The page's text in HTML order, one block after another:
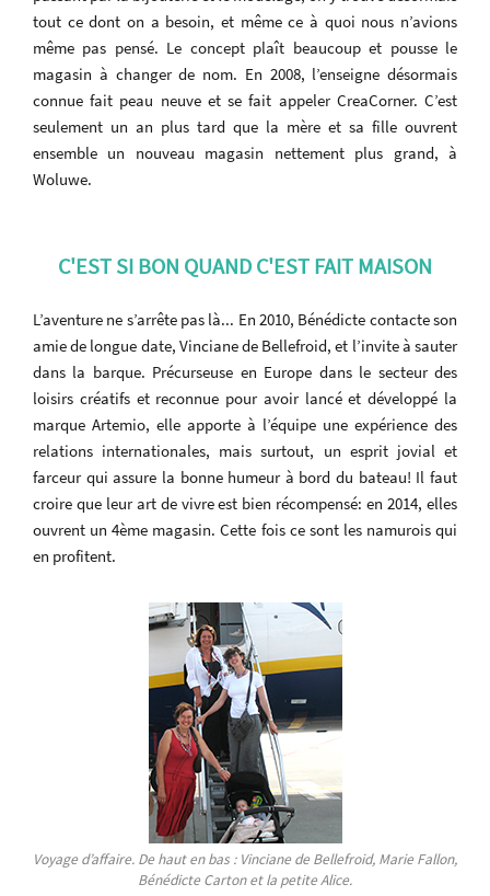
tout ce dont on a besoin, et même ce à quoi nous n’avions
même pas pensé. Le concept plaît beaucoup et pousse le
magasin à changer de nom. En 2008, l’enseigne désormais
connue fait peau neuve et se fait appeler CreaCorner. C’est
seulement un an plus tard que la mère et sa fille ouvrent
ensemble un nouveau magasin nettement plus grand, à
Woluwe.
C'EST SI BON QUAND C'EST FAIT MAISON
L’aventure ne s’arrête pas là... En 2010, Bénédicte contacte son
amie de longue date, Vinciane de Bellefroid, et l’invite à sauter
dans la barque. Précurseuse en Europe dans le secteur des
loisirs créatifs et reconnue pour avoir lancé et développé la
marque Artemio, elle apporte à l’équipe une expérience des
relations internationales, mais surtout, un esprit jovial et
farceur qui assure la bonne humeur à bord du bateau! Il faut
croire que leur art de vivre est bien récompensé: en 2014, elles
ouvrent un 4ème magasin. Cette fois ce sont les namurois qui
en profitent.
Voyage d’affaire. De haut en bas : Vinciane de Bellefroid, Marie Fallon,
Bénédicte Carton et la petite Alice.